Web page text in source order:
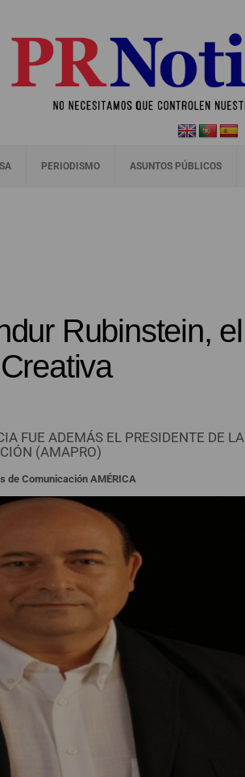
PERIODISMO ASUNTOS PÚBLICOS
Rubinstein,
FUE ADEMÁS EL PRESIDENTE DE
(AMAPRO)
de Comunicación AMÉRICA